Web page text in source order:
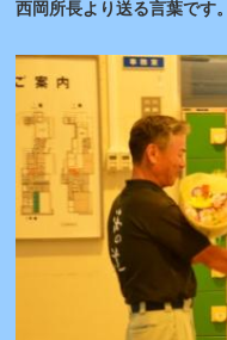
西岡所長より送る言葉です。